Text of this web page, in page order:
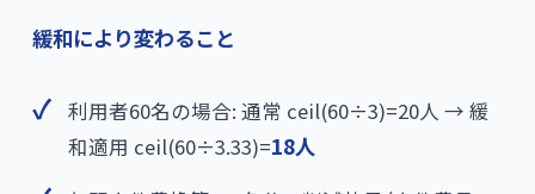
緩和により変わること
利用者60名の場合: 通常 ceil(60÷3)=20人 → 緩
和適用 ceil(60÷3.33)=18人